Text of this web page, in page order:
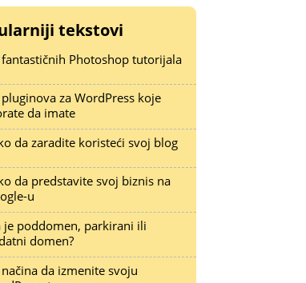
tekstovi
Photoshop tutorijala
za WordPress koje
da imate
da zaradite koristeći svoj blog
da predstavite svoj biznis na
u
je poddomen, parkirani ili
domen?
da izmenite svoju